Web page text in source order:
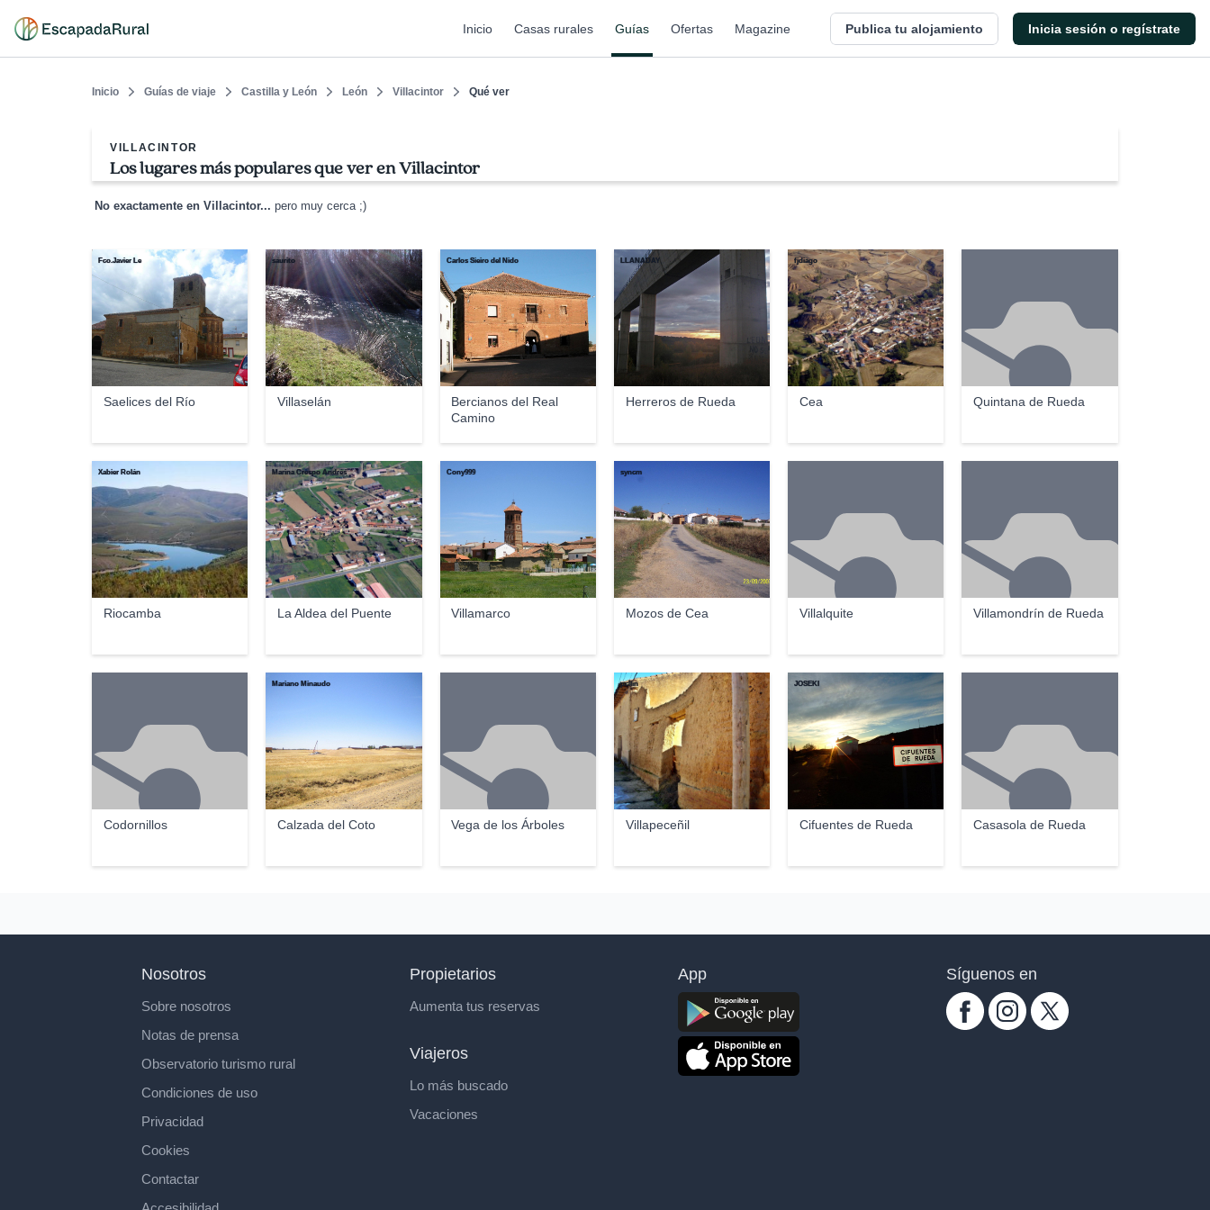
Inicio Casas rurales Guías Ofertas Magazine Publica tu alojamiento Inicia sesión o regístrate
Inicio Guías de viaje Castilla y León León Villacintor Qué ver
VILLACINTOR
Los lugares más populares que ver en Villacintor
No exactamente en Villacintor... pero muy cerca ;)
Saelices del Río
Fco.Javier Le
Villaselán
saurito
Bercianos del Real
Camino
Carlos Sieiro del Nido
Herreros de Rueda
LLANADAY
Cea
fjdiago
Quintana de Rueda
Riocamba
Xabier Rolán
La Aldea del Puente
Marina Crespo Andrés
Villamarco
Cony999
Mozos de Cea
syncm
Villalquite Villamondrín de Rueda
Codornillos Calzada del Coto
Mariano Minaudo
Vega de los Árboles Villapeceñil
pcllin
Cifuentes de Rueda
JOSEKI
Casasola de Rueda
Nosotros
Sobre nosotros
Notas de prensa
Observatorio turismo rural
Condiciones de uso
Privacidad
Cookies
Contactar
Propietarios
Aumenta tus reservas
Viajeros
Lo más buscado
Vacaciones
App Síguenos en